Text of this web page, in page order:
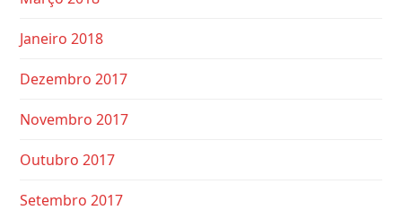
Janeiro 2018
Dezembro 2017
Novembro 2017
Outubro 2017
Setembro 2017